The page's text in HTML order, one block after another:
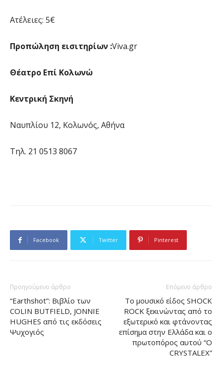
Ατέλειες: 5€
Προπώληση εισιτηρίων :Viva.gr
Θέατρο Επί Κολωνώ
Κεντρική Σκηνή
Ναυπλίου 12, Κολωνός, Αθήνα
Τηλ. 21 0513 8067
Facebook Twitter Pinterest
Προηγούμενο άρθρο
“Earthshot”: Βιβλίο των
COLIN BUTFIELD, JONNIE
HUGHES από τις εκδόσεις
Ψυχογιός
Επόμενο άρθρο
Το μουσικό είδος SHOCK
ROCK ξεκινώντας από το
εξωτερικό και φτάνοντας
επίσημα στην Ελλάδα και ο
πρωτοπόρος αυτού “Ο
CRYSTALEX”